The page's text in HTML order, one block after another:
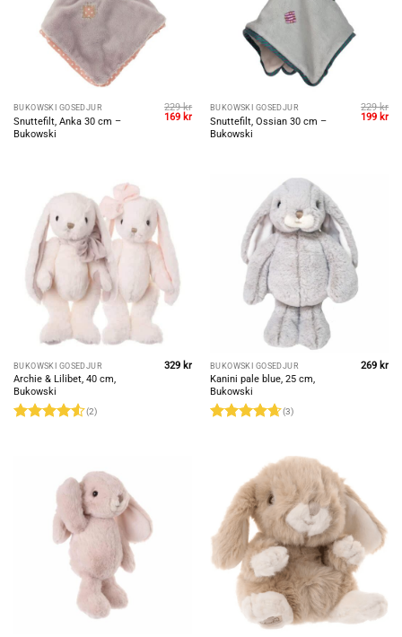
BUKOWSKI GOSEDJUR
Snuttefilt, Anka 30 cm –
Bukowski
229kr
Det
ursprungliga
169 krDet
nuvarande
priset
BUKOWSKI GOSEDJUR
Snuttefilt, Ossian 30 cm –
Bukowski
229kr
Det
199 kr
BUKOWSKI GOSEDJUR
Archie & Lilibet, 40 cm,
Bukowski
(2)
329kr BUKOWSKI GOSEDJUR
Kanini pale blue, 25 cm,
Bukowski
(3)
269kr